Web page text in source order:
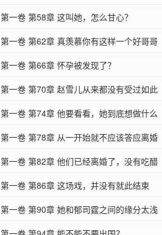
第一卷 第58章 这叫她，怎么甘心？
第一卷 第62章 真羡慕你有这样一个好哥哥
第一卷 第66章 怀孕被发现了？
第一卷 第70章 赵雪儿从来都没有受过如此
屈辱
第一卷 第74章 他要看看，她到底想做什么
第一卷 第78章 从一开始就不应该答应离婚
第一卷 第82章 他们已经离婚了，没有吃醋
的身份
第一卷 第86章 这场戏，并没有就此结束
第一卷 第90章 她和郁司霆之间的缘分太浅